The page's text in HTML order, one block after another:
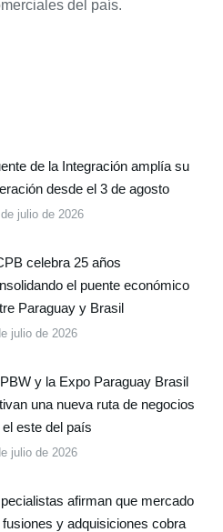
del país.
de la Integración amplía su
desde el 3 de agosto
julio de 2026
celebra 25 años
el puente económico
Paraguay y Brasil
julio de 2026
y la Expo Paraguay Brasil
una nueva ruta de negocios
el este del país
julio de 2026
afirman que mercado
fusiones y adquisiciones cobra